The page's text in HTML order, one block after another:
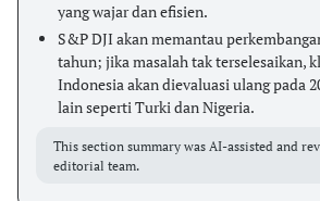
yang wajar dan efisien.
S&P DJI akan memantau
tahun; jika masalah tak terselesaikan,
Indonesia akan dievaluasi ulang pada
lain seperti Turki dan Nigeria.
This section summary was AI-assisted and
editorial team.